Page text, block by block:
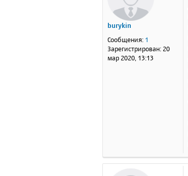
burykin
Сообщения: 1
Зарегистрирован: 20
мар 2020, 13:13